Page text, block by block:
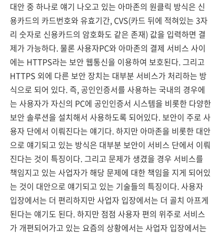
대안 중 하나로 얘기 나오고 있는 아마존의 원클릭 방식은 신
용카드의 카드번호와 유효기간, CVS(카드 뒤에 적혀있는 3자
리 숫자로 신용카드의 암호화도 같은 존재) 값을 입력하면 결
제가 가능하다. 물론 사용자PC와 아마존의 결제 서비스 사이
에는 HTTPS라는 보안 웹통신을 이용하여 보호된다. 그리고
HTTPS 외에 다른 보안 장치는 대부분 서비스가 처리하는 방
식으로 되어 있다. 즉, 공인인증서를 사용하는 국내의 경우에
는 사용자가 자신의 PC에 공인인증서 시스템을 비롯한 다양한
보안 솔루션을 설치해서 사용하도록 되어있다. 보안이 주로 사
용자 단에서 이뤄진다는 얘기다. 하지만 아마존을 비롯한 대안
으로 얘기되고 있는 방식은 대부분 보안이 서비스 단에서 이뤄
진다는 것이 특징이다. 그리고 문제가 생겼을 경우 서비스를
책임지고 있는 사업자가 해당 문제에 대한 책임을 지게 되어있
는 것이 대안으로 얘기되고 있는 기술들의 특징이다. 사용자
입장에서는 더 편리하지만 사업자 입장에서는 더 골치 아프게
된다는 얘기도 된다. 하지만 점점 사용자 편의 위주로 서비스
가 개편되어가고 있는 요즘의 상황에서는 사업자 입장에서는